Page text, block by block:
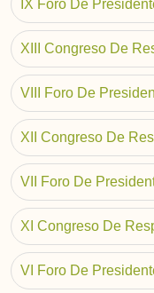
IX Foro De
XIII Congreso De
VIII Foro De
XII Congreso De
VII Foro De
XI Congreso De
VI Foro De